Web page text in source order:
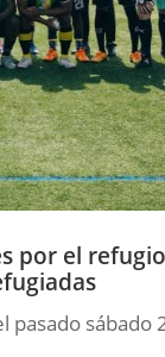
por el
sábado